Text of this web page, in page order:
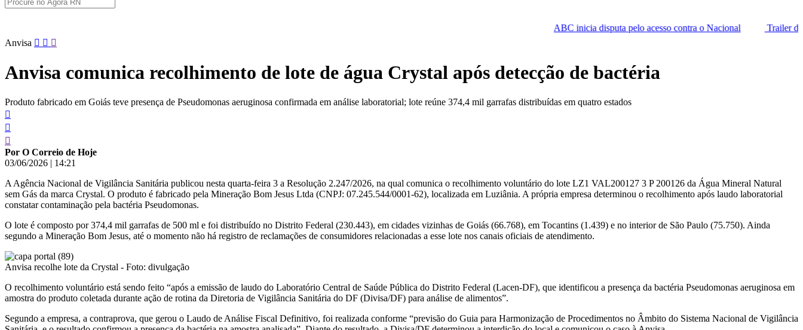
ABC inicia disputa pelo acesso contra o Nacional
Trailer de ‘Leite em
Pular
conteúdo
Anvisa
Anvisa comunica recolhimento de lote de água Crystal após detecção de bactéria
Produto fabricado em Goiás teve presença de Pseudomonas aeruginosa confirmada em análise laboratorial; lote reúne 374,4 mil garrafas distribuídas em quatro estados
Por O Correio de Hoje
03/06/2026 | 14:21
A Agência Nacional de Vigilância Sanitária publicou nesta quarta-feira 3 a Resolução 2.247/2026, na qual comunica o recolhimento voluntário do lote LZ1 VAL200127 3 P 200126 da Água Mineral Natural
sem Gás da marca Crystal. O produto é fabricado pela Mineração Bom Jesus Ltda (CNPJ: 07.245.544/0001-62), localizada em Luziânia. A própria empresa determinou o recolhimento após laudo laboratorial
constatar contaminação pela bactéria Pseudomonas.
O lote é composto por 374,4 mil garrafas de 500 ml e foi distribuído no Distrito Federal (230.443), em cidades vizinhas de Goiás (66.768), em Tocantins (1.439) e no interior de São Paulo (75.750). Ainda
segundo a Mineração Bom Jesus, até o momento não há registro de reclamações de consumidores relacionadas a esse lote nos canais oficiais de atendimento.
Anvisa recolhe lote da Crystal - Foto: divulgação
O recolhimento voluntário está sendo feito “após a emissão de laudo do Laboratório Central de Saúde Pública do Distrito Federal (Lacen-DF), que identificou a presença da bactéria Pseudomonas aeruginosa em
amostra do produto coletada durante ação de rotina da Diretoria de Vigilância Sanitária do DF (Divisa/DF) para análise de alimentos”.
Segundo a empresa, a contraprova, que gerou o Laudo de Análise Fiscal Definitivo, foi realizada conforme “previsão do Guia para Harmonização de Procedimentos no Âmbito do Sistema Nacional de Vigilância